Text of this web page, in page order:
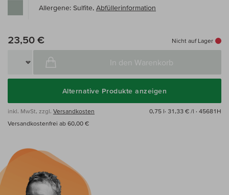
Allergene: Sulfite, Abfüllerinformation
23,50 € Nicht auf Lager
In den Warenkorb
Alternative Produkte anzeigen
inkl. MwSt, zzgl. Versandkosten 0,75 l· 31,33 € /l · 45681H
Versandkostenfrei ab 60,00 €